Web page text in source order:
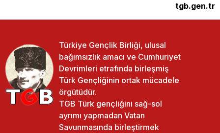
tgb.gen.tr
Türkiye Gençlik Birliği, ulusal
bağımsızlık amacı ve Cumhuriyet
Devrimleri etrafında birleşmiş
Türk Gençliğinin ortak mücadele
örgütüdür.
TGB Türk gençliğini sağ-sol
ayrımı yapmadan Vatan
Savunmasında birleştirmek